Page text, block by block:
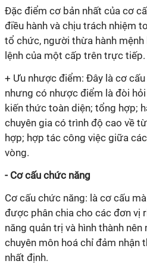
Đặc điểm cơ bản nhất của cơ
điều hành và chịu trách nhiệm
tổ chức, người thừa hành
lệnh của một cấp trên trực tiếp.
+ Ưu nhược điểm: Đây là cơ
nhưng có nhược điểm là đòi
kiến thức toàn diện; tổng hợp;
chuyên gia có trình độ cao về
hợp; hợp tác công việc giữa
vòng.
- Cơ cấu chức năng
Cơ cấu chức năng: là cơ cấu
được phân chia cho các đơn vị
năng quản trị và hình thành
chuyên môn hoá chỉ đảm nhận
nhất định.